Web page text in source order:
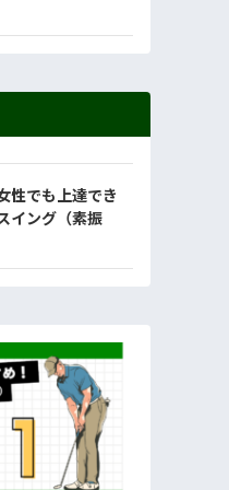
性でも上達でき
イング（素振